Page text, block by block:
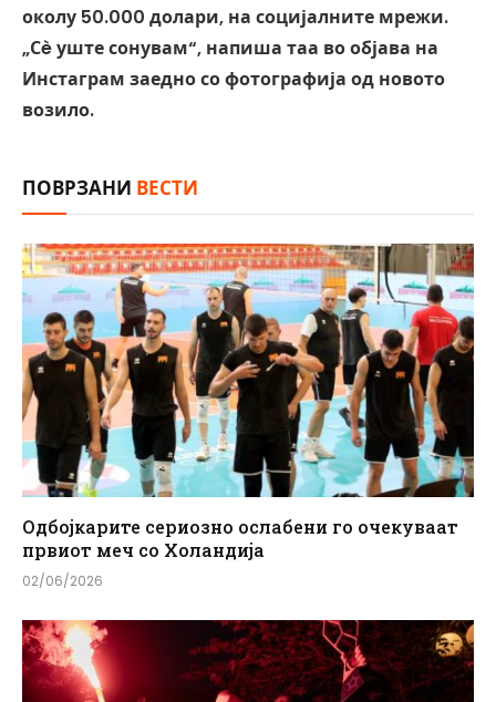
околу 50.000 долари, на социјалните мрежи.
„Сè уште сонувам“, напиша таа во објава на
Инстаграм заедно со фотографија од новото
возило.
ПОВРЗАНИ ВЕСТИ
Одбојкарите сериозно ослабени го очекуваат
првиот меч со Холандија
02/06/2026